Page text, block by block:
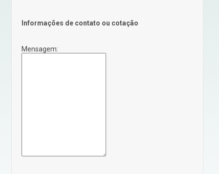
Informações de contato ou cotação
Mensagem: